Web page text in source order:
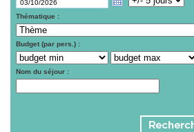
Thématique :
Budget (par pers.) :
Nom du séjour :